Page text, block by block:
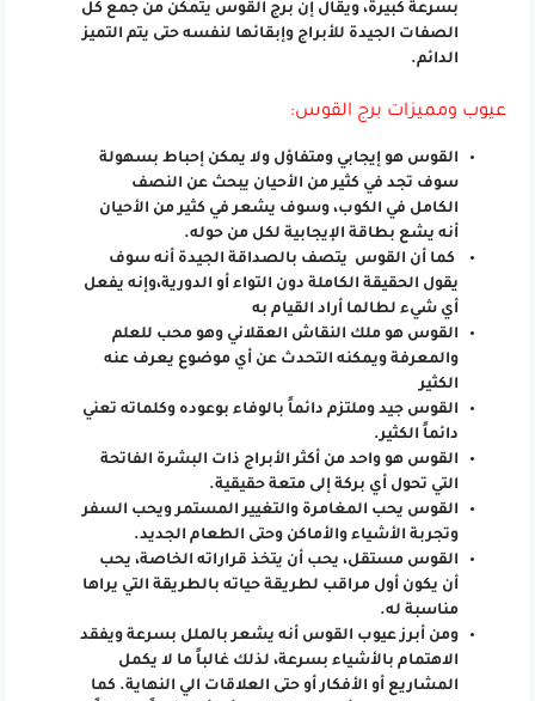
بسرعة كبيرة، ويقال إن برج القوس يتمكن من جمع كل
الصفات الجيدة للأبراج وإبقائها لنفسه حتى يتم التميز
الدائم.
عيوب ومميزات برج القوس:
القوس هو إيجابي ومتفاؤل ولا يمكن إحباط بسهولة
سوف تجد في كثير من الأحيان يبحث عن النصف
الكامل في الكوب، وسوف يشعر في كثير من الأحيان
أنه يشع بطاقة الإيجابية لكل من حوله.
كما أن القوس يتصف بالصداقة الجيدة أنه سوف
يقول الحقيقة الكاملة دون التواء أو الدورية،وإنه يفعل
أي شيء لطالما أراد القيام به
القوس هو ملك النقاش العقلاني وهو محب للعلم
والمعرفة ويمكنه التحدث عن أي موضوع يعرف عنه
الكثير
القوس جيد وملتزم دائماً بالوفاء بوعوده وكلماته تعني
دائماً الكثير.
القوس هو واحد من أكثر الأبراج ذات البشرة الفاتحة
التي تحول أي بركة إلى متعة حقيقية.
القوس يحب المغامرة والتغيير المستمر ويحب السفر
وتجربة الأشياء والأماكن وحتى الطعام الجديد.
القوس مستقل، يحب أن يتخذ قراراته الخاصة، يحب
أن يكون أول مراقب لطريقة حياته بالطريقة التي يراها
مناسبة له.
ومن أبرز عيوب القوس أنه يشعر بالملل بسرعة ويفقد
الاهتمام بالأشياء بسرعة، لذلك غالباً ما لا يكمل
المشاريع أو الأفكار أو حتى العلاقات الي النهاية. كما